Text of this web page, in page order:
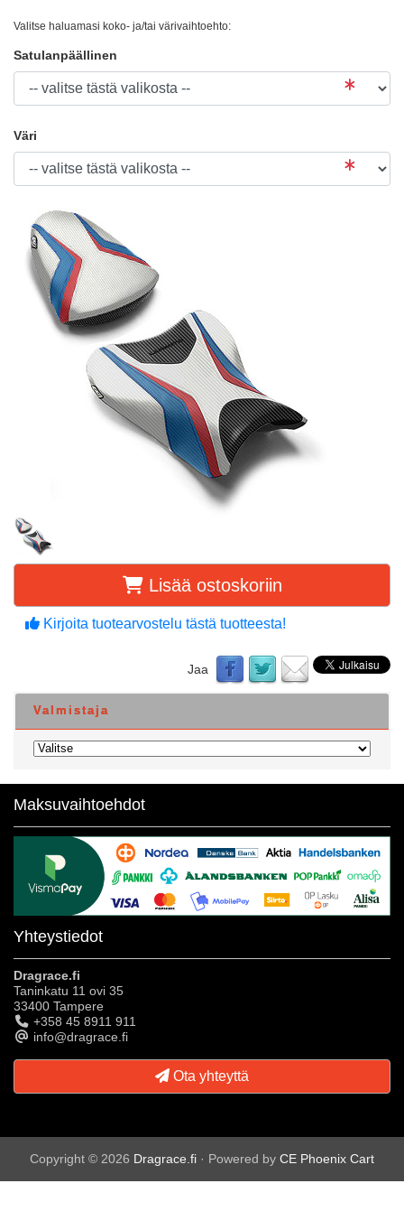
Valitse haluamasi koko- ja/tai värivaihtoehto:
Satulanpäällinen
Väri
Lisää ostoskoriin
Kirjoita tuotearvostelu tästä tuotteesta!
Jaa
Valmistaja
Maksuvaihtoehdot
Yhteystiedot
Dragrace.fi
Taninkatu 11 ovi 35
33400 Tampere
+358 45 8911 911
info@dragrace.fi
Ota yhteyttä
Copyright © 2026 Dragrace.fi · Powered by CE Phoenix Cart